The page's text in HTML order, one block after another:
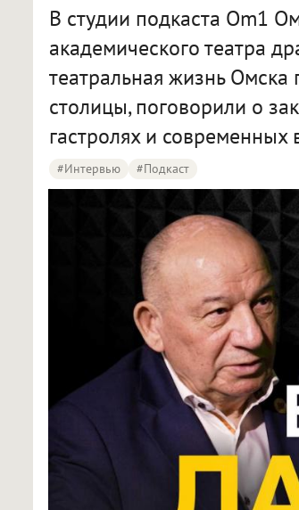
В студии подкаста Om1
академического театра
театральная жизнь Омска
столицы, поговорили о
гастролях и современных
#интервью #подкаст